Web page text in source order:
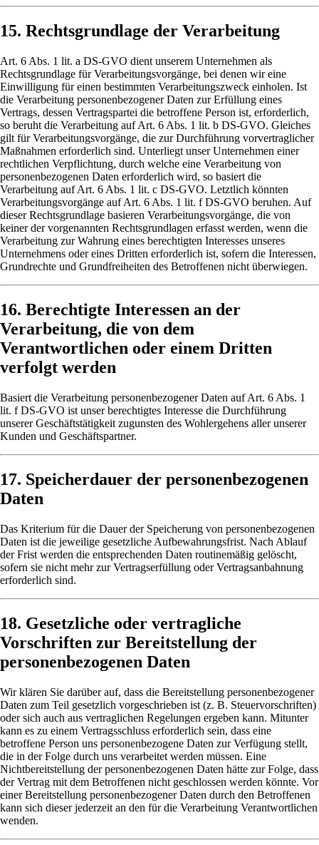
15. Rechtsgrundlage der Verarbeitung
Art. 6 Abs. 1 lit. a DS-GVO dient unserem Unternehmen als
Rechtsgrundlage für Verarbeitungsvorgänge, bei denen wir eine
Einwilligung für einen bestimmten Verarbeitungszweck einholen. Ist
die Verarbeitung personenbezogener Daten zur Erfüllung eines
Vertrags, dessen Vertragspartei die betroffene Person ist, erforderlich,
so beruht die Verarbeitung auf Art. 6 Abs. 1 lit. b DS-GVO. Gleiches
gilt für Verarbeitungsvorgänge, die zur Durchführung vorvertraglicher
Maßnahmen erforderlich sind. Unterliegt unser Unternehmen einer
rechtlichen Verpflichtung, durch welche eine Verarbeitung von
personenbezogenen Daten erforderlich wird, so basiert die
Verarbeitung auf Art. 6 Abs. 1 lit. c DS-GVO. Letztlich könnten
Verarbeitungsvorgänge auf Art. 6 Abs. 1 lit. f DS-GVO beruhen. Auf
dieser Rechtsgrundlage basieren Verarbeitungsvorgänge, die von
keiner der vorgenannten Rechtsgrundlagen erfasst werden, wenn die
Verarbeitung zur Wahrung eines berechtigten Interesses unseres
Unternehmens oder eines Dritten erforderlich ist, sofern die Interessen,
Grundrechte und Grundfreiheiten des Betroffenen nicht überwiegen.
16. Berechtigte Interessen an der
Verarbeitung, die von dem
Verantwortlichen oder einem Dritten
verfolgt werden
Basiert die Verarbeitung personenbezogener Daten auf Art. 6 Abs. 1
lit. f DS-GVO ist unser berechtigtes Interesse die Durchführung
unserer Geschäftstätigkeit zugunsten des Wohlergehens aller unserer
Kunden und Geschäftspartner.
17. Speicherdauer der personenbezogenen
Daten
Das Kriterium für die Dauer der Speicherung von personenbezogenen
Daten ist die jeweilige gesetzliche Aufbewahrungsfrist. Nach Ablauf
der Frist werden die entsprechenden Daten routinemäßig gelöscht,
sofern sie nicht mehr zur Vertragserfüllung oder Vertragsanbahnung
erforderlich sind.
18. Gesetzliche oder vertragliche
Vorschriften zur Bereitstellung der
personenbezogenen Daten
Wir klären Sie darüber auf, dass die Bereitstellung personenbezogener
Daten zum Teil gesetzlich vorgeschrieben ist (z. B. Steuervorschriften)
oder sich auch aus vertraglichen Regelungen ergeben kann. Mitunter
kann es zu einem Vertragsschluss erforderlich sein, dass eine
betroffene Person uns personenbezogene Daten zur Verfügung stellt,
die in der Folge durch uns verarbeitet werden müssen. Eine
Nichtbereitstellung der personenbezogenen Daten hätte zur Folge, dass
der Vertrag mit dem Betroffenen nicht geschlossen werden könnte. Vor
einer Bereitstellung personenbezogener Daten durch den Betroffenen
kann sich dieser jederzeit an den für die Verarbeitung Verantwortlichen
wenden.